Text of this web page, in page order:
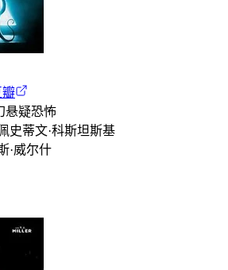
瓣
悬疑恐怖
史蒂文·科斯坦斯基
·威尔什